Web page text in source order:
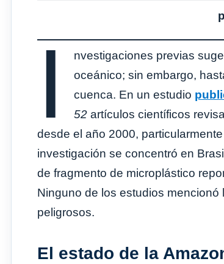
I
nvestigaciones previas
oceánico; sin embargo,
cuenca. En un estudio
52 artículos científicos
desde el año 2000,
investigación se concentró en
de fragmento de microplástico
Ninguno de los estudios
peligrosos.
El estado de la